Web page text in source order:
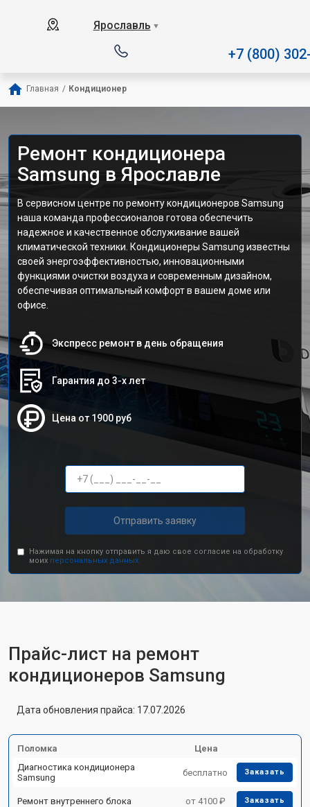
Ярославль ▼
+7 (800)
Главная / Кондиционер
Ремонт кондиционера
Samsung в Ярославле
В сервисном центре по ремонту кондиционеров Samsung
наша команда профессионалов готова обеспечить
надежное и качественное обслуживание вашей
климатической техники. Кондиционеры Samsung известны
своей энергоэффективностью, инновационными
функциями очистки воздуха и современным дизайном,
обеспечивая оптимальный комфорт в вашем доме или
офисе.
Экспресс ремонт в день обращения
Гарантия до 3-х лет
Цена от 1900 руб
Отправить заявку
Нажимая на кнопку отправить я даю свое согласие на обработку
моих персональных данных.
Прайс-лист на ремонт
кондиционеров Samsung
Дата обновления прайса: 17.07.2026
Поломка
Цена
Диагностика кондиционера
Samsung
бесплатно Заказать
Ремонт внутреннего блока от 4100 ₽ Заказать